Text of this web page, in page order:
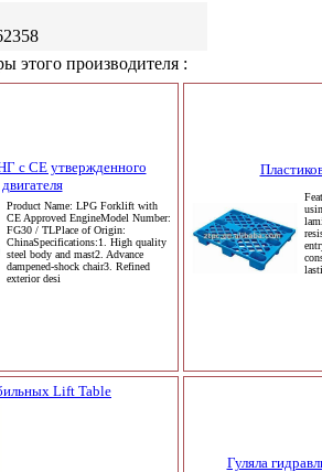
этого производителя :
с СЕ утвержденного
двигателя
Product Name: LPG Forklift with
CE Approved EngineModel Number:
FG30 / TLPlace of Origin:
ChinaSpecifications:1. High quality
steel body and mast2. Advance
dampened-shock chair3. Refined
exterior desi
Lift Table
Гуляла